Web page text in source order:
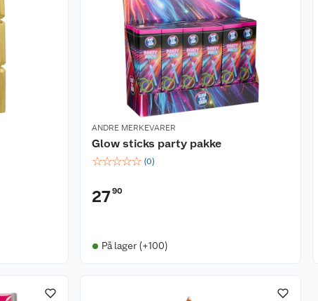
ANDRE MERKEVARER
Glow sticks party pakke
☆☆☆☆☆ (0)
2790
På lager (+100)